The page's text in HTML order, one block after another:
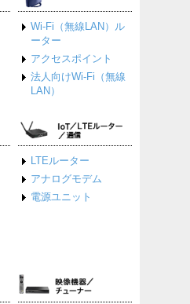
Wi-Fi（無線LAN）ル
ーター
アクセスポイント
法人向けWi-Fi（無線
LAN）
LTEルーター
アナログモデム
電源ユニット